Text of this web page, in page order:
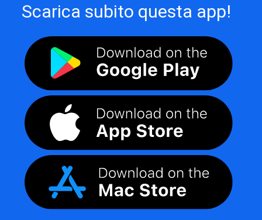
Scarica subito questa app!